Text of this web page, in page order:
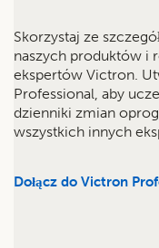
Skorzystaj ze
naszych produktów i
ekspertów Victron.
Professional, aby
dzienniki zmian
wszystkich innych
Dołącz do Victron